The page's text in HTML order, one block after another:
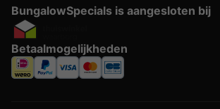
BungalowSpecials is aangesloten bij
Betaalmogelijkheden